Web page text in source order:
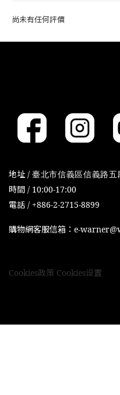
尚未有任何評價
地址 / 臺北市信義區信義路
時間 / 10:00-17:00
電話 / +886-2-2715-8899
購物網客服信箱：e-
Cookies政策 Cookies设置